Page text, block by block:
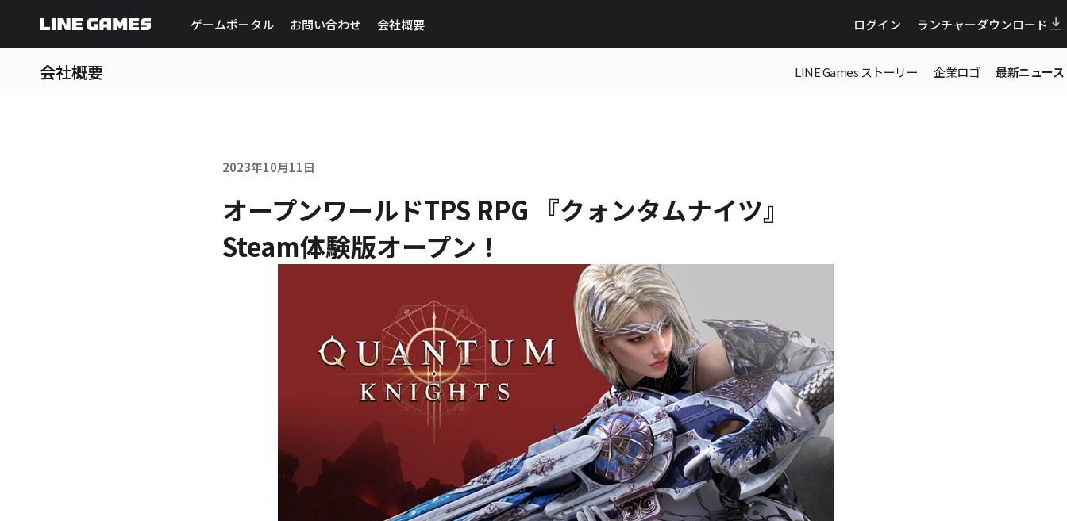
ゲームポータル お問い合わせ 会社概要 ログイン ランチャーダウンロード
会社概要 LINE Games ストーリー 企業ロゴ 最新ニュース
2023年10月11日
オープンワールドTPS RPG 『クォンタムナイツ』
Steam体験版オープン！